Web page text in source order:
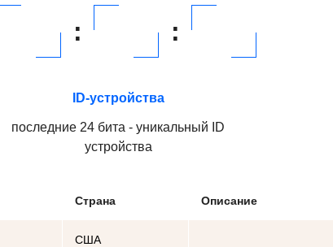
: :
ID-устройства
последние 24 бита - уникальный ID
устройства
Страна Описание
США